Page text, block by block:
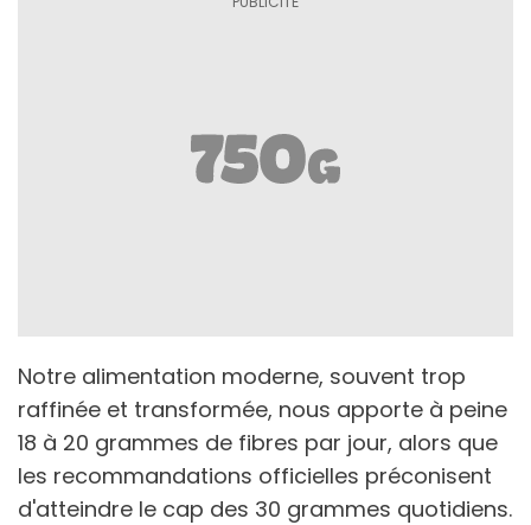
Notre alimentation moderne, souvent trop
raffinée et transformée, nous apporte à peine
18 à 20 grammes de fibres par jour, alors que
les recommandations officielles préconisent
d'atteindre le cap des 30 grammes quotidiens.